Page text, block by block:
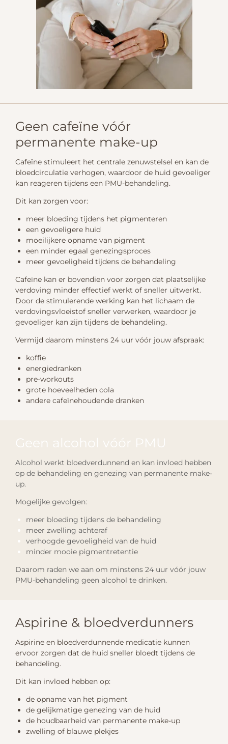
Geen cafeïne vóór
permanente make-up
Cafeïne stimuleert het centrale zenuwstelsel en kan de
bloedcirculatie verhogen, waardoor de huid gevoeliger
kan reageren tijdens een PMU-behandeling.
Dit kan zorgen voor:
meer bloeding tijdens het pigmenteren
een gevoeligere huid
moeilijkere opname van pigment
een minder egaal genezingsproces
meer gevoeligheid tijdens de behandeling
Cafeïne kan er bovendien voor zorgen dat plaatselijke
verdoving minder effectief werkt of sneller uitwerkt.
Door de stimulerende werking kan het lichaam de
verdovingsvloeistof sneller verwerken, waardoor je
gevoeliger kan zijn tijdens de behandeling.
Vermijd daarom minstens 24 uur vóór jouw afspraak:
koffie
energiedranken
pre-workouts
grote hoeveelheden cola
andere cafeïnehoudende dranken
Geen alcohol vóór PMU
Alcohol werkt bloedverdunnend en kan invloed hebben
op de behandeling en genezing van permanente make-
up.
Mogelijke gevolgen:
meer bloeding tijdens de behandeling
meer zwelling achteraf
verhoogde gevoeligheid van de huid
minder mooie pigmentretentie
Daarom raden we aan om minstens 24 uur vóór jouw
PMU-behandeling geen alcohol te drinken.
Aspirine & bloedverdunners
Aspirine en bloedverdunnende medicatie kunnen
ervoor zorgen dat de huid sneller bloedt tijdens de
behandeling.
Dit kan invloed hebben op:
de opname van het pigment
de gelijkmatige genezing van de huid
de houdbaarheid van permanente make-up
zwelling of blauwe plekjes